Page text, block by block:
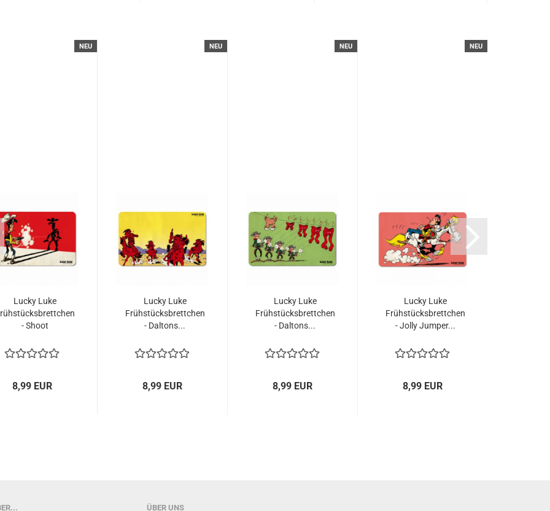
NEU
Lucky Luke
- Shoot
8,99 EUR
NEU
Lucky Luke
Frühstücksbrettchen
- Daltons...
8,99 EUR
NEU
Lucky Luke
Frühstücksbrettchen
- Daltons...
8,99 EUR
NEU
Lucky Luke
Frühstücksbrettchen
- Jolly Jumper...
8,99 EUR
ÜBER UNS